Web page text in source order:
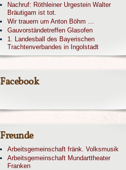
Nachruf: Röthleiner Urgestein Walter
Bräutigam ist tot.
Wir trauern um Anton Böhm …
Gauvorständetreffen Glasofen
1. Landesball des Bayerischen
Trachtenverbandes in Ingolstadt
Facebook
Freunde
Arbeitsgemeinschaft fränk. Volksmusik
Arbeitsgemeinschaft Mundarttheater
Franken